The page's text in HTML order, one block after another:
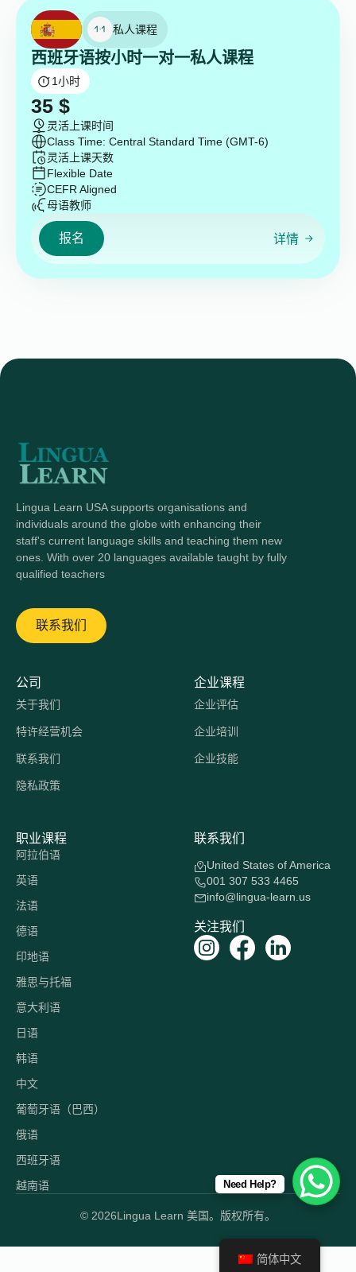
私人课程
西班牙语按小时一对一私人课程
1小时
35 $
灵活上课时间
Class Time: Central Standard Time (GMT-6)
灵活上课天数
Flexible Date
CEFR Aligned
母语教师
报名 详情
Lingua Learn USA supports organisations and
individuals around the globe with enhancing their
staff's current language skills and teaching them new
ones. With over 20 languages available taught by fully
qualified teachers
联系我们
公司
关于我们
特许经营机会
联系我们
隐私政策
企业课程
企业评估
企业培训
企业技能
职业课程
阿拉伯语
英语
法语
德语
印地语
雅思与托福
意大利语
日语
韩语
中文
葡萄牙语（巴西）
俄语
西班牙语
越南语
联系我们
United States of America
001 307 533 4465
info@lingua-learn.us
关注我们
© 2026Lingua Learn 美国。版权所有。
Need Help?
简体中文